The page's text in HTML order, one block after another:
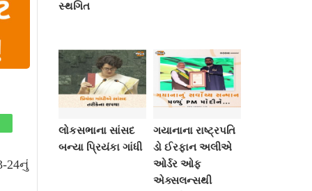
24નું
સ્થગિત
લોકસભાના સાંસદ
બન્યા પ્રિયંકા ગાંધી
ગયાનાના રાષ્ટ્રપતિ
ડો ઈરફાન અલીએ
ઓર્ડર ઓફ
એક્સલન્સથી